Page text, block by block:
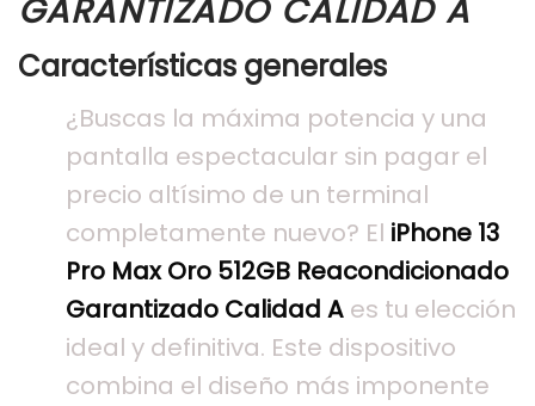
GARANTIZADO CALIDAD A
Características generales
¿Buscas la máxima potencia y una
pantalla espectacular sin pagar el
precio altísimo de un terminal
completamente nuevo? El iPhone 13
Pro Max Oro 512GB Reacondicionado
Garantizado Calidad A es tu elección
ideal y definitiva. Este dispositivo
combina el diseño más imponente